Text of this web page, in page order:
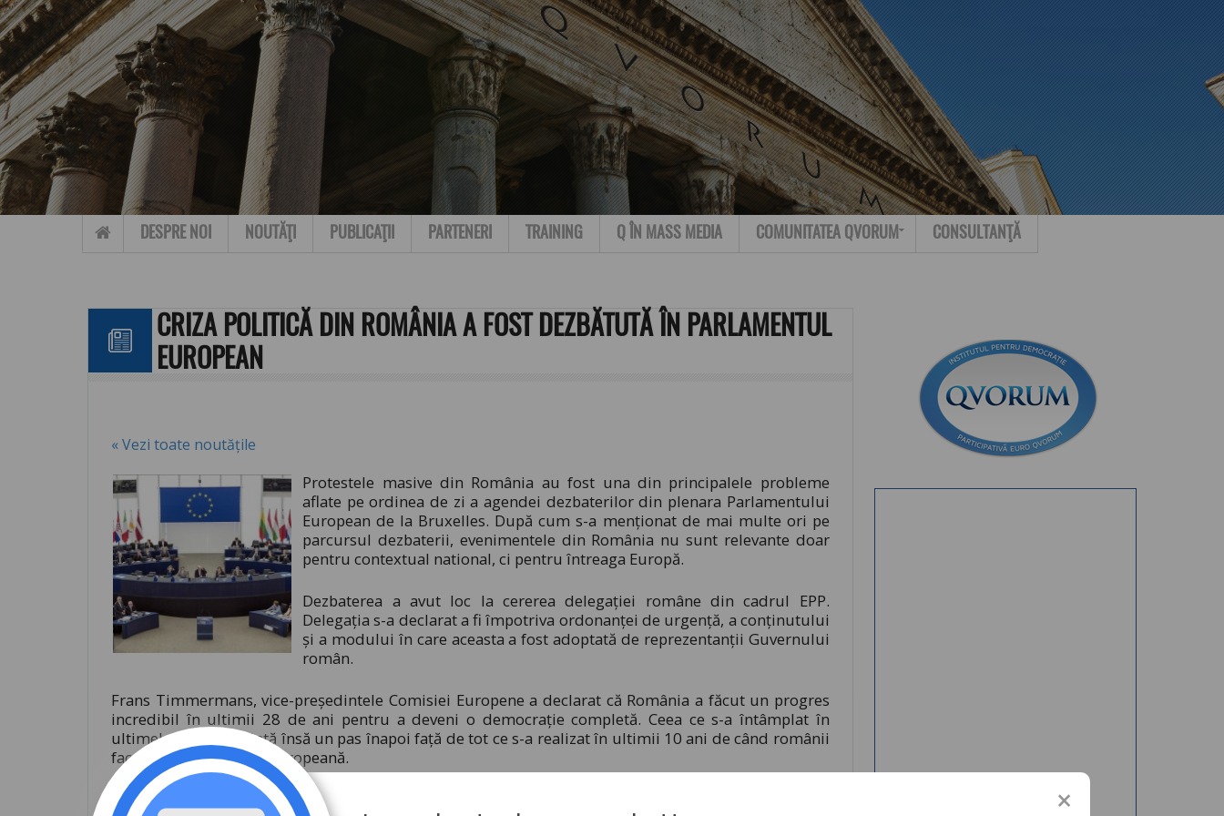
Skip to content
DESPRE NOI NOUTĂŢI PUBLICAŢII PARTENERI TRAINING Q ÎN MASS MEDIA COMUNITATEA QVORUM CONSULTANŢĂ
CRIZA POLITICĂ DIN ROMÂNIA A FOST DEZBĂTUTĂ ÎN PARLAMENTUL
EUROPEAN
« Vezi toate noutățile
Protestele masive din România au fost una din principalele probleme
aflate pe ordinea de zi a agendei dezbaterilor din plenara Parlamentului
European de la Bruxelles. După cum s-a menționat de mai multe ori pe
parcursul dezbaterii, evenimentele din România nu sunt relevante doar
pentru contextual national, ci pentru întreaga Europă.
Dezbaterea a avut loc la cererea delegației române din cadrul EPP.
Delegația s-a declarat a fi împotriva ordonanței de urgență, a conținutului
și a modului în care aceasta a fost adoptată de reprezentanții Guvernului
român.
Frans Timmermans, vice-președintele Comisiei Europene a declarat că România a făcut un progres
incredibil în ultimii 28 de ani pentru a deveni o democrație completă. Ceea ce s-a întâmplat în
ultimele zile reprezintă însă un pas înapoi față de tot ce s-a realizat în ultimii 10 ani de când românii
fac parte din Uniunea Europeană.
Acesta a prezentat interesul Comisiei pentru modificările legislative ale guvernului Grindeanu prin